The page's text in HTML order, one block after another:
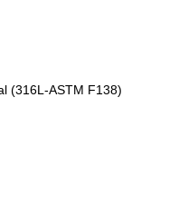
(316L-ASTM F138)